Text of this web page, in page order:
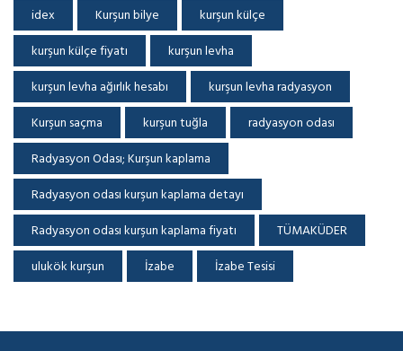
idex
Kurşun bilye
kurşun külçe
kurşun külçe fiyatı
kurşun levha
kurşun levha ağırlık hesabı
kurşun levha radyasyon
Kurşun saçma
kurşun tuğla
radyasyon odası
Radyasyon Odası; Kurşun kaplama
Radyasyon odası kurşun kaplama detayı
Radyasyon odası kurşun kaplama fiyatı
TÜMAKÜDER
ulukök kurşun
İzabe İzabe Tesisi